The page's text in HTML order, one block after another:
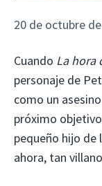
20 de octubre
Cuando La hora
personaje de
como un
próximo
pequeño hijo de
ahora, tan